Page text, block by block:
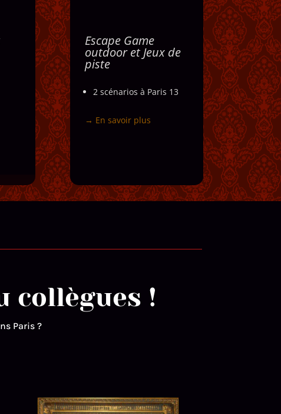
et
les
de
Escape Game
outdoor et Jeux de
piste
2 scénarios à Paris 13
→ En savoir plus
Escape Game
outdoor et jeux de
Mêlant immersion,
jeu de rôle grandeur
nature dans lequel les
collègues !
Paris ?